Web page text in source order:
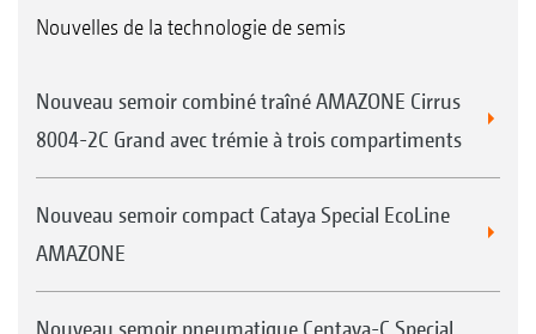
Nouvelles de la technologie de semis
Nouveau semoir combiné traîné AMAZONE Cirrus
8004-2C Grand avec trémie à trois compartiments
Nouveau semoir compact Cataya Special EcoLine
AMAZONE
Nouveau semoir pneumatique Centaya-C Special